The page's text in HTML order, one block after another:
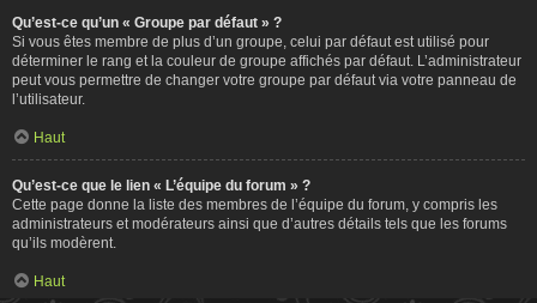
Qu’est-ce qu’un « Groupe par défaut » ?
Si vous êtes membre de plus d’un groupe, celui par défaut est utilisé pour
déterminer le rang et la couleur de groupe affichés par défaut. L’administrateur
peut vous permettre de changer votre groupe par défaut via votre panneau de
l’utilisateur.
Haut
Qu’est-ce que le lien « L’équipe du forum » ?
Cette page donne la liste des membres de l’équipe du forum, y compris les
administrateurs et modérateurs ainsi que d’autres détails tels que les forums
qu’ils modèrent.
Haut